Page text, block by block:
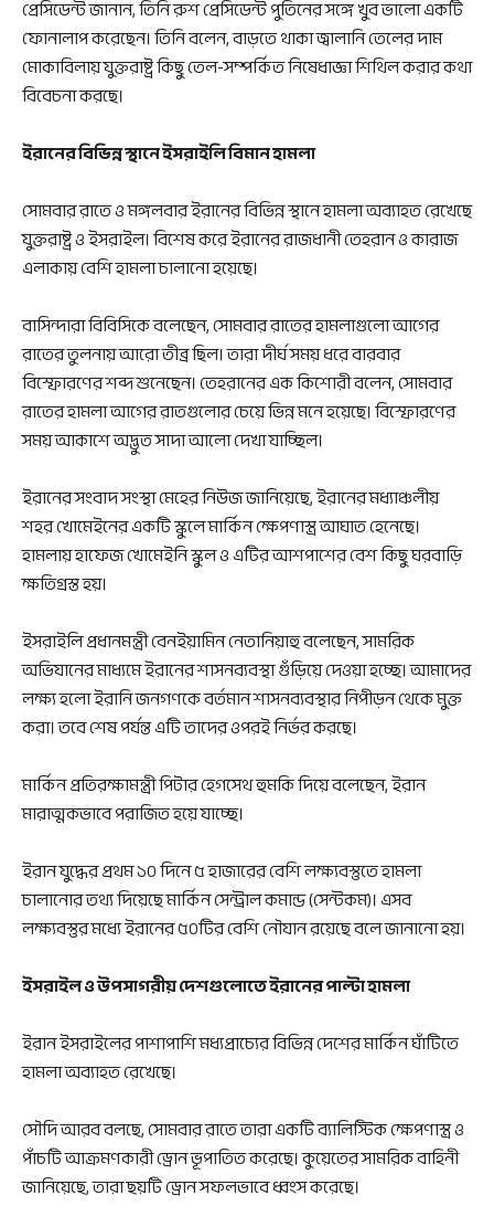
প্রেসিডেন্ট জানান, তিনি রুশ প্রেসিডেন্ট পুতিনের সঙ্গে খুব ভালো একটি
ফোনালাপ করেছেন। তিনি বলেন, বাড়তে থাকা জ্বালানি তেলের দাম
মোকাবিলায় যুক্তরাষ্ট্র কিছু তেল-সম্পর্কিত নিষেধাজ্ঞা শিথিল করার কথা
বিবেচনা করছে।
ইরানের বিভিন্ন স্থানে ইসরাইলি বিমান হামলা
সোমবার রাতে ও মঙ্গলবার ইরানের বিভিন্ন স্থানে হামলা অব্যাহত রেখেছে
যুক্তরাষ্ট্র ও ইসরাইল। বিশেষ করে ইরানের রাজধানী তেহরান ও কারাজ
এলাকায় বেশি হামলা চালানো হয়েছে।
বাসিন্দারা বিবিসিকে বলেছেন, সোমবার রাতের হামলাগুলো আগের
রাতের তুলনায় আরো তীব্র ছিল। তারা দীর্ঘ সময় ধরে বারবার
বিস্ফোরণের শব্দ শুনেছেন। তেহরানের এক কিশোরী বলেন, সোমবার
রাতের হামলা আগের রাতগুলোর চেয়ে ভিন্ন মনে হয়েছে। বিস্ফোরণের
সময় আকাশে অদ্ভুত সাদা আলো দেখা যাচ্ছিল।
ইরানের সংবাদ সংস্থা মেহের নিউজ জানিয়েছে, ইরানের মধ্যাঞ্চলীয়
শহর খোমেইনের একটি স্কুলে মার্কিন ক্ষেপণাস্ত্র আঘাত হেনেছে।
হামলায় হাফেজ খোমেইনি স্কুল ও এটির আশপাশের বেশ কিছু ঘরবাড়ি
ক্ষতিগ্রস্ত হয়।
ইসরাইলি প্রধানমন্ত্রী বেনইয়ামিন নেতানিয়াহু বলেছেন, সামরিক
অভিযানের মাধ্যমে ইরানের শাসনব্যবস্থা গুঁড়িয়ে দেওয়া হচ্ছে। আমাদের
লক্ষ্য হলো ইরানি জনগণকে বর্তমান শাসনব্যবস্থার নিপীড়ন থেকে মুক্ত
করা। তবে শেষ পর্যন্ত এটি তাদের ওপরই নির্ভর করছে।
মার্কিন প্রতিরক্ষামন্ত্রী পিটার হেগসেথ হুমকি দিয়ে বলেছেন, ইরান
মারাত্মকভাবে পরাজিত হয়ে যাচ্ছে।
ইরান যুদ্ধের প্রথম ১০ দিনে ৫ হাজারের বেশি লক্ষ্যবস্তুতে হামলা
চালানোর তথ্য দিয়েছে মার্কিন সেন্ট্রাল কমান্ড (সেন্টকম)। এসব
লক্ষ্যবস্তুর মধ্যে ইরানের ৫০টির বেশি নৌযান রয়েছে বলে জানানো হয়।
ইসরাইল ও উপসাগরীয় দেশগুলোতে ইরানের পাল্টা হামলা
ইরান ইসরাইলের পাশাপাশি মধ্যপ্রাচ্যের বিভিন্ন দেশের মার্কিন ঘাঁটিতে
হামলা অব্যাহত রেখেছে।
সৌদি আরব বলছে, সোমবার রাতে তারা একটি ব্যালিস্টিক ক্ষেপণাস্ত্র ও
পাঁচটি আক্রমণকারী ড্রোন ভূপাতিত করেছে। কুয়েতের সামরিক বাহিনী
জানিয়েছে, তারা ছয়টি ড্রোন সফলভাবে ধ্বংস করেছে।